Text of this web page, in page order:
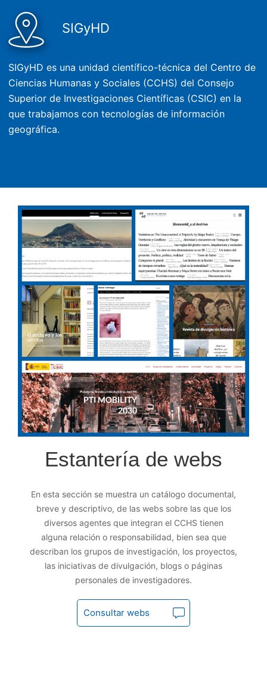
SIGyHD
SIGyHD es una unidad científico-técnica del Centro de
Ciencias Humanas y Sociales (CCHS) del Consejo
Superior de Investigaciones Científicas (CSIC) en la
que trabajamos con tecnologías de información
geográfica.
Estantería de webs
En esta sección se muestra un catálogo documental,
breve y descriptivo, de las webs sobre las que los
diversos agentes que integran el CCHS tienen
alguna relación o responsabilidad, bien sea que
describan los grupos de investigación, los proyectos,
las iniciativas de divulgación, blogs o páginas
personales de investigadores.
Consultar webs